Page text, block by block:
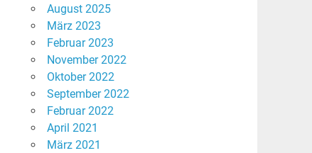
August 2025
März 2023
Februar 2023
November 2022
Oktober 2022
September 2022
Februar 2022
April 2021
März 2021